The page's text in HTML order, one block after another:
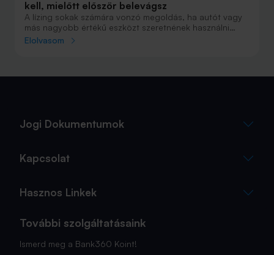
kell, mielőtt először belevágsz
A lízing sokak számára vonzó megoldás, ha autót vagy
más nagyobb értékű eszközt szeretnének használni
anélkül, hogy azt egy összegben ki kellene fizetniük.
Elolvasom
Jogi Dokumentumok
Kapcsolat
Hasznos Linkek
További szolgáltatásaink
Ismerd meg a Bank360 Koint!